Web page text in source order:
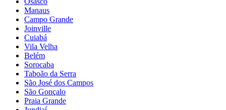
Manaus
Campo Grande
Joinville
Cuiabá
Vila Velha
Belém
Sorocaba
Taboão da Serra
São José dos Campos
São Gonçalo
Praia Grande